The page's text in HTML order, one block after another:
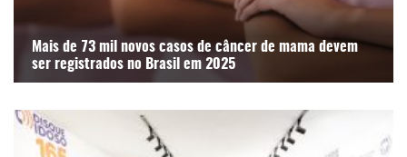
Mais de 73 mil novos casos de câncer de mama devem
ser registrados no Brasil em 2025